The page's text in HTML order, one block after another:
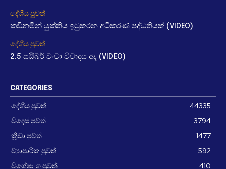
දේශීය පුවත්
කඩිනමින් යුක්තිය ඉටුකරන අධිකරණ පද්ධතියක් (VIDEO)
දේශීය පුවත්
2.5 සයිබර් වංචා විවාදය අද (VIDEO)
CATEGORIES
දේශීය පුවත්
44335
විදෙස් පුවත්
3794
ක්‍රීඩා පුවත්
1477
ව්‍යාපාරික පුවත්
592
විශේෂාංග පුවත්
410